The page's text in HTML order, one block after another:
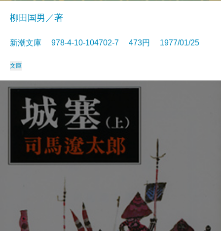
柳田国男／著
新潮文庫 978-4-10-104702-7 473円 1977/01/25
文庫